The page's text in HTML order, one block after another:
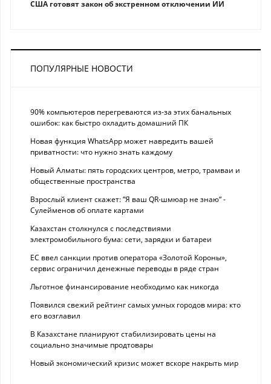
США готовят закон об экстренном отключении ИИ
ПОПУЛЯРНЫЕ НОВОСТИ
90% компьютеров перегреваются из-за этих банальных
ошибок: как быстро охладить домашний ПК
Новая функция WhatsApp может навредить вашей
приватности: что нужно знать каждому
Новый Алматы: пять городских центров, метро, трамваи и
общественные пространства
Взрослый клиент скажет: “Я ваш QR-шмюар не знаю“ -
Сулейменов об оплате картами
Казахстан столкнулся с последствиями
электромобильного бума: сети, зарядки и батареи
ЕС ввел санкции против оператора «Золотой Короны»,
сервис ограничил денежные переводы в ряде стран
Льготное финансирование необходимо как никогда
Появился свежий рейтинг самых умных городов мира: кто
его возглавил
В Казахстане планируют стабилизировать цены на
социально значимые продтовары
Новый экономический кризис может вскоре накрыть мир